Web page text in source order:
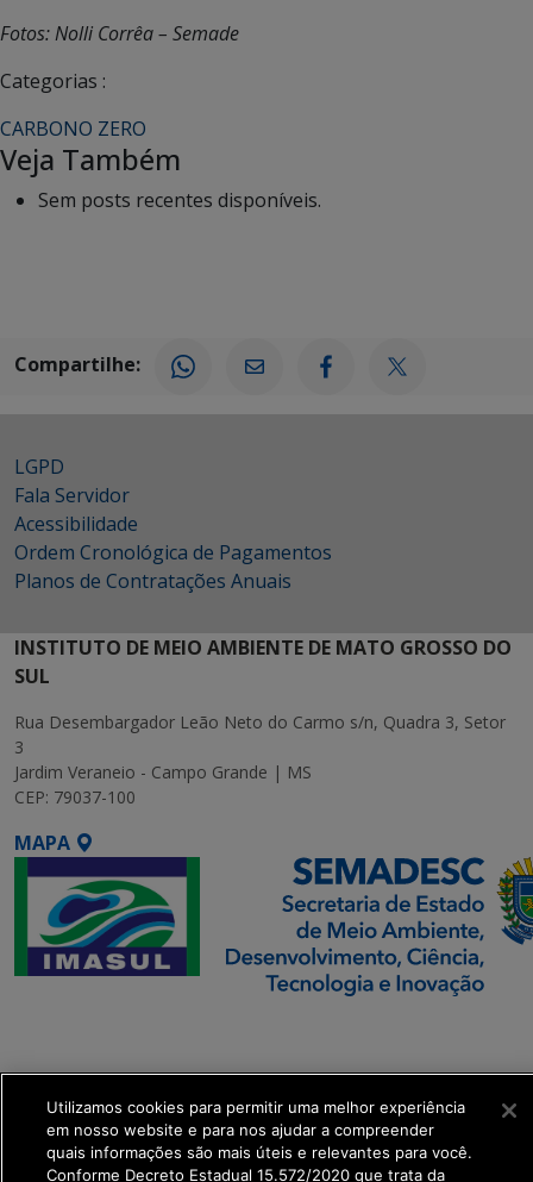
Fotos: Nolli Corrêa – Semade
Categorias :
CARBONO ZERO
Veja Também
Sem posts recentes disponíveis.
Compartilhe:
LGPD
Fala Servidor
Acessibilidade
Ordem Cronológica de Pagamentos
Planos de Contratações Anuais
INSTITUTO DE MEIO AMBIENTE DE MATO GROSSO DO
SUL
Rua Desembargador Leão Neto do Carmo s/n, Quadra 3, Setor
3
Jardim Veraneio - Campo Grande | MS
CEP: 79037-100
MAPA
Transformação Digital
get_footer();
Utilizamos cookies para permitir uma melhor experiência
em nosso website e para nos ajudar a compreender
quais informações são mais úteis e relevantes para você.
Conforme Decreto Estadual 15.572/2020 que trata da